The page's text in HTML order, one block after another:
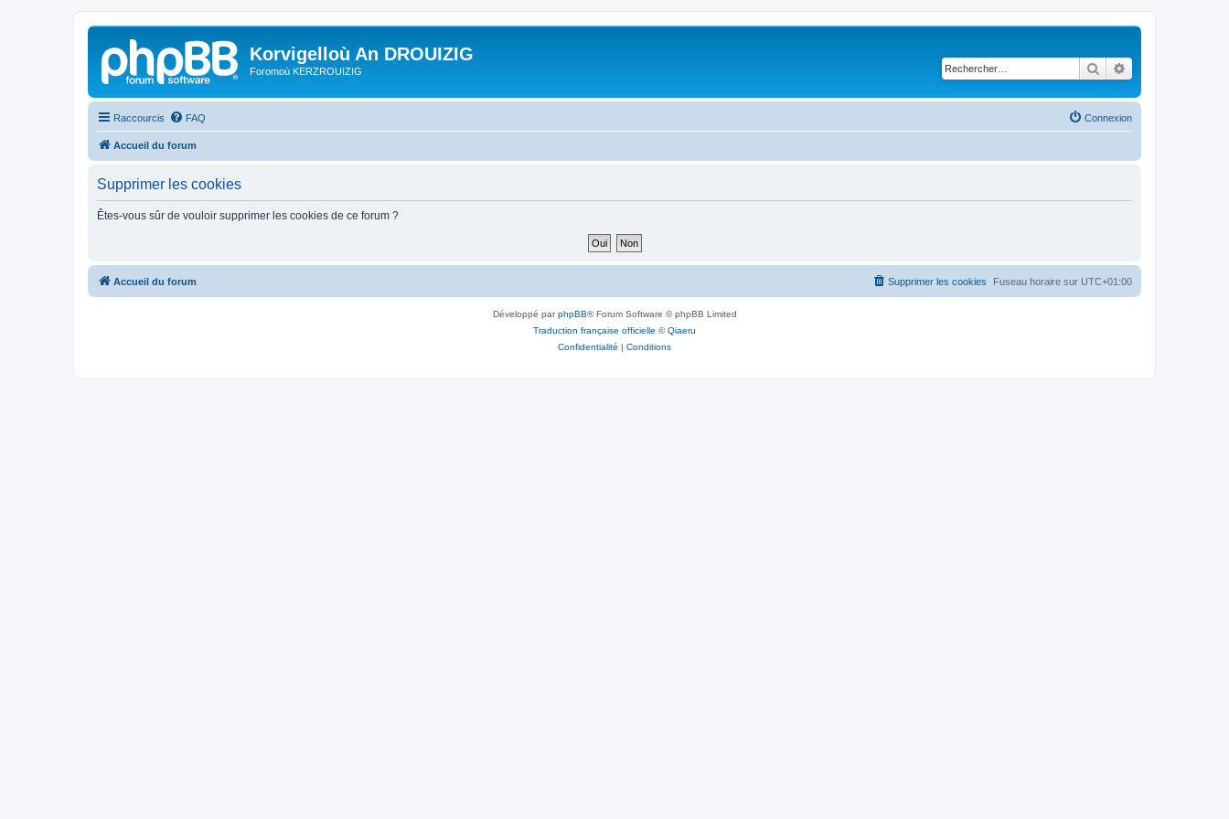
Korvigelloù An DROUIZIG
Foromoù KERZROUIZIG Rechercher
Raccourcis FAQ Connexion
Accueil du forum
Supprimer les cookies
Êtes-vous sûr de vouloir supprimer les cookies de ce forum ?
Accueil du forum Fuseau horaire sur UTC+01:00
Supprimer les cookies
Développé parphpBB® Forum Software © phpBB Limited
Traduction française officielle ©Qiaeru
Confidentialité | Conditions